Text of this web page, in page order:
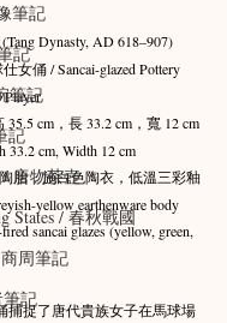
筆記
記
筆記
記
/ 唐物茶壺
States / 春秋戰國
商周筆記
筆記
(Tang Dynasty, AD 618–907)
女俑 / Sancai-glazed Pottery
Player
35.5 cm，長 33.2 cm，寬 12 cm
33.2 cm, Width 12 cm
胎，施白色陶衣，低溫三彩釉
yellow earthenware body
sancai glazes (yellow, green,
捕捉了唐代貴族女子在馬球場